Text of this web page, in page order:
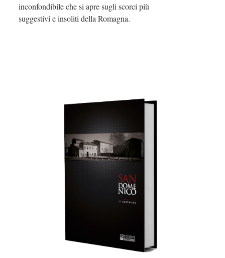
inconfondibile che si apre sugli scorci più
suggestivi e insoliti della Romagna.
AGGIUNGI AL CARRELLO /